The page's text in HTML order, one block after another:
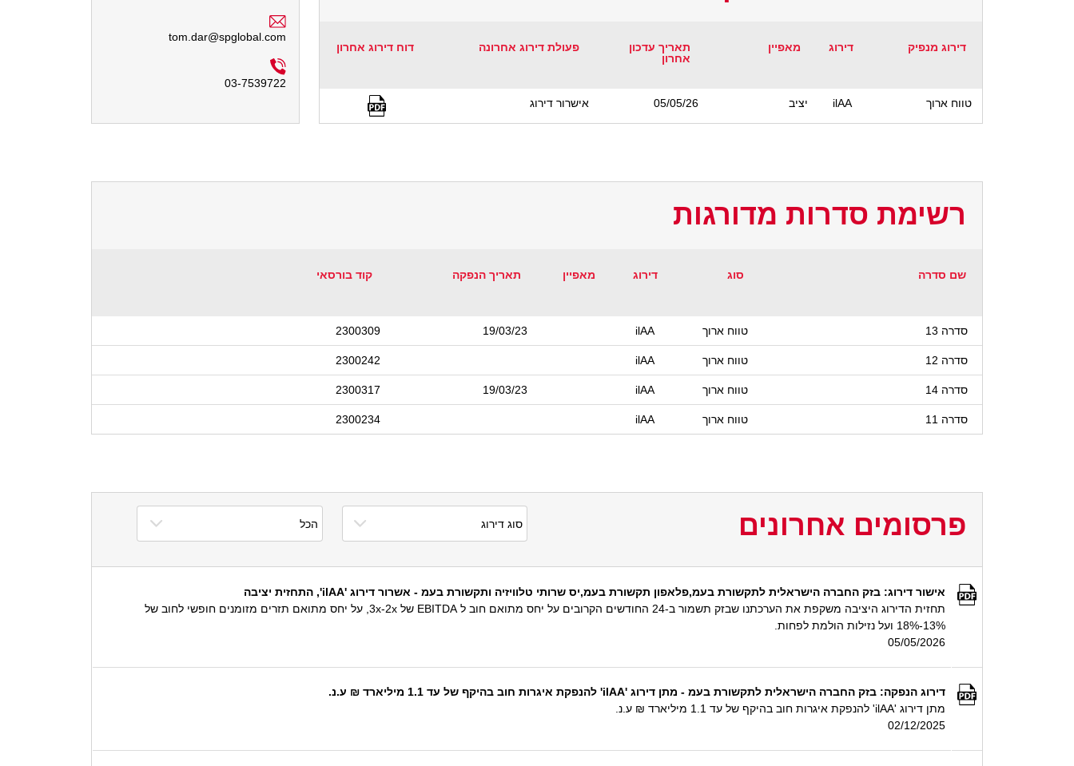
דירוג מנפיק דירוג מאפיין
תאריך עדכון
אחרון
פעולת דירוג אחרונה דוח דירוג אחרון
טווח ארוך ilAA יציב 05/05/26 אישרור דירוג
tom.dar@spglobal.com
03-7539722
רשימת סדרות מדורגות
שם סדרה סוג דירוג מאפיין תאריך הנפקה קוד בורסאי
סדרה 13 טווח ארוך ilAA
19/03/23
2300309
סדרה 12 טווח ארוך ilAA
2300242
סדרה 14 טווח ארוך ilAA
19/03/23
2300317
סדרה 11 טווח ארוך ilAA
2300234
פרסומים אחרונים
אישור דירוג: בזק החברה הישראלית לתקשורת בעמ,פלאפון תקשורת בעמ,יס שרותי טלוויזיה ותקשורת בעמ - אשרור דירוג 'ilAA', התחזית יציבה
תחזית הדירוג היציבה משקפת את הערכתנו שבזק תשמור ב-24 החודשים הקרובים על יחס מתואם חוב ל EBITDA של 2x‏-‏3x, על יחס מתואם תזרים מזומנים חופשי לחוב של
13%-18% ועל נזילות הולמת לפחות.
05/05/2026
דירוג הנפקה: בזק החברה הישראלית לתקשורת בעמ - מתן דירוג 'ilAA' להנפקת איגרות חוב בהיקף של עד 1.1 מיליארד ₪ ע.נ.
מתן דירוג 'ilAA' להנפקת איגרות חוב בהיקף של עד 1.1 מיליארד ₪ ע.נ.
02/12/2025